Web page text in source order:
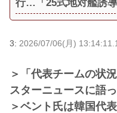
行…「25式地対艦誘
3: 2026/07/06(月)
＞「代表チームの状
スターニュースに語
＞ベント氏は韓国代